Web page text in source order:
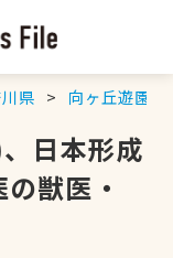
県 向ヶ丘遊園駅
日本形成
獣医・